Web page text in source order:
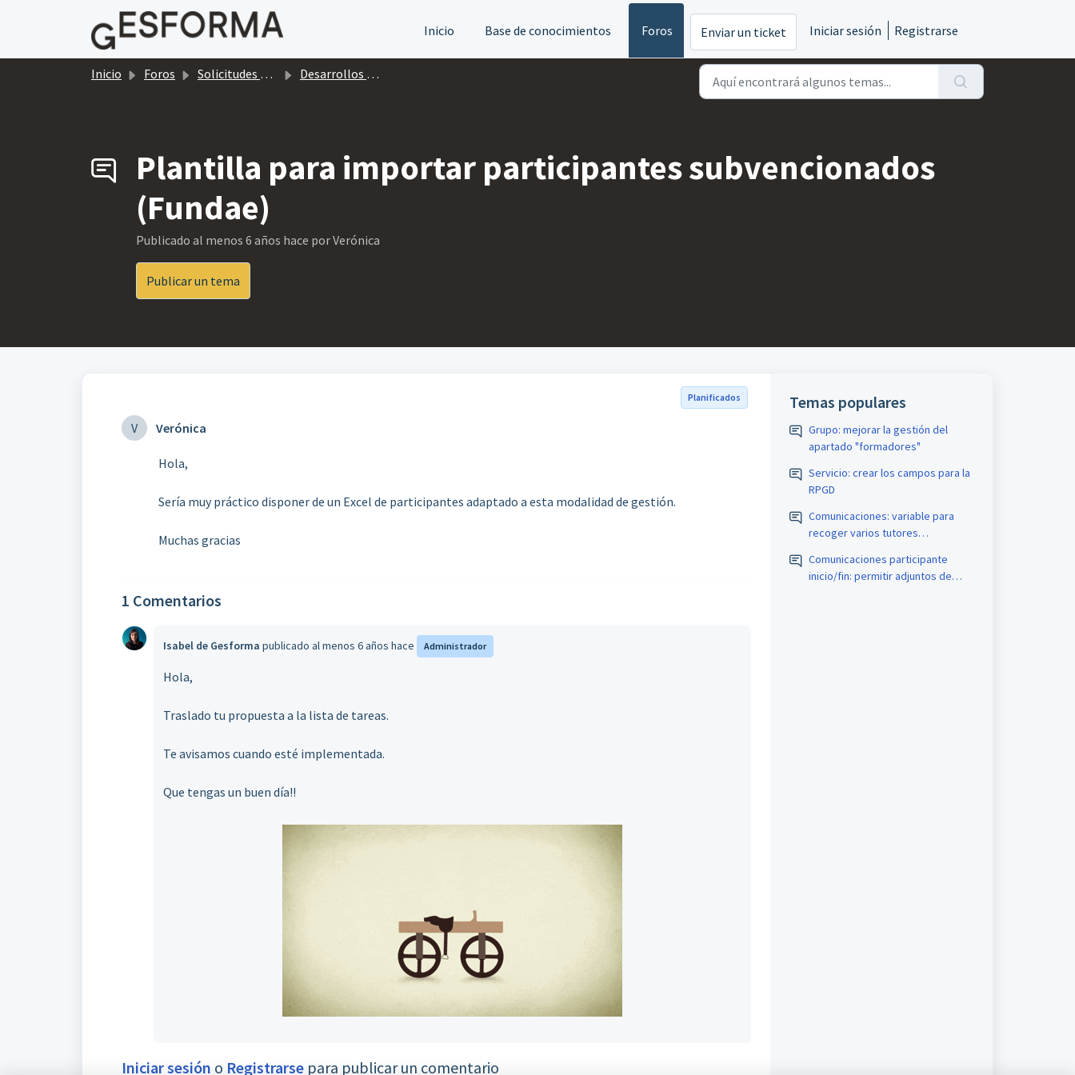
Saltar al contenido principal
Inicio
Base de conocimientos Foros Enviar un ticket Iniciar sesión Registrarse
Inicio Foros Solicitudes de mejoras gratuitas Desarrollos Gratuitos
Plantilla para importar participantes subvencionados
(Fundae)
Publicado al menos 6 años hace por Verónica
Publicar un tema
Planificados
V Verónica
Hola,
Sería muy práctico disponer de un Excel de participantes adaptado a esta modalidad de gestión.
Muchas gracias
1 Comentarios
Isabel de Gesforma publicado al menos 6 años hace Administrador
Hola,
Traslado tu propuesta a la lista de tareas.
Te avisamos cuando esté implementada.
Que tengas un buen día!!
Iniciar sesión o Registrarse para publicar un comentario
Temas populares
Grupo: mejorar la gestión del
apartado "formadores"
Servicio: crear los campos para la
RPGD
Comunicaciones: variable para
recoger varios tutores
Comunicaciones participante
inicio/fin: permitir adjuntos de